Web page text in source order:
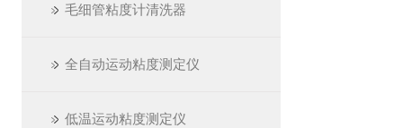
毛细管粘度计清洗器
全自动运动粘度测定仪
低温运动粘度测定仪